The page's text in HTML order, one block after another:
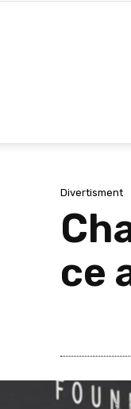
Divertisment
ce